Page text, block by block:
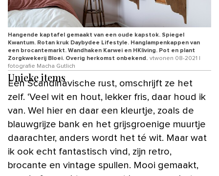
Hangende kaptafel gemaakt van een oude kapstok. Spiegel
Kwantum. Rotan kruk Daybydee Lifestyle. Hanglampenkappen van
een brocantemarkt. Wandhaken Karwei en HKliving. Pot en plant
Zorgkwekerij Bloei. Overig herkomst onbekend. vtwonen 08-2021 |
fotografie Macha Gutlich
Unieke items
Een Scandinavische rust, omschrijft ze het
zelf. ‘Veel wit en hout, lekker fris, daar houd ik
van. Wel hier en daar een kleurtje, zoals de
blauwgrijze bank en het grijsgroenige muurtje
daarachter, anders wordt het té wit. Maar wat
ik ook echt fantastisch vind, zijn retro,
brocante en vintage spullen. Mooi gemaakt,